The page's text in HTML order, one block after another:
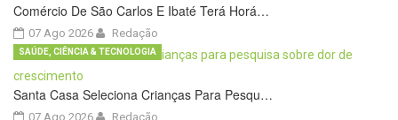
Comércio De São Carlos E Ibaté Terá Horá…
07 Ago 2026 Redação
Santa Casa Seleciona Crianças Para Pesqu…
07 Ago 2026
SAÚDE, CIÊNCIA & TECNOLOGIA
Redação